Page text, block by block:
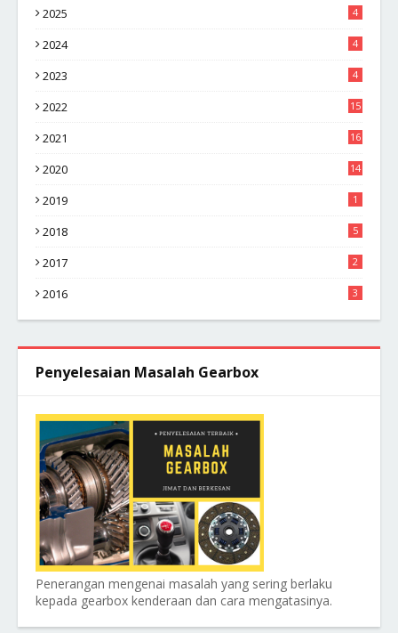
2025 4
2024 4
2023 4
2022 15
2021 16
2020 14
2019 1
2018 5
2017 2
2016 3
Penyelesaian Masalah Gearbox
Penerangan mengenai masalah yang sering berlaku
kepada gearbox kenderaan dan cara mengatasinya.